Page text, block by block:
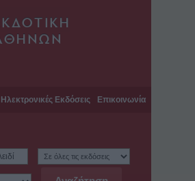
Ηλεκτρονικές Εκδόσεις Επικοινωνία